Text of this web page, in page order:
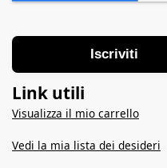
Iscriviti
Link utili
Visualizza il mio carrello
Vedi la mia lista dei desideri